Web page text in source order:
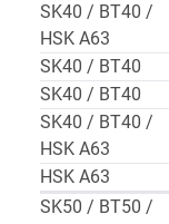
SK40 / BT40 /
HSK A63
SK40 / BT40
SK40 / BT40
SK40 / BT40 /
HSK A63
HSK A63
SK50 / BT50 /